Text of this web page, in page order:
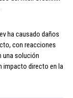
ha causado daños
con reacciones
una solución
impacto directo en la